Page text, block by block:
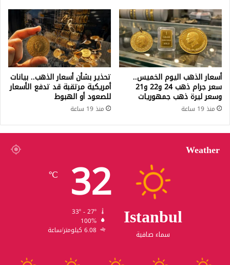
أسعار الذهب اليوم الخميس..
سعر جرام ذهب 24 و22 و21
وسعر ليرة ذهب جمهوريات
منذ 19 ساعة
تحذير بشأن أسعار الذهب.. بيانات
أمريكية مرتقبة قد تدفع الأسعار
للصعود أو الهبوط
منذ 19 ساعة
Weather
Istanbul
سماء صافية
32
℃
100%
6.08 كيلومتر/ساعة